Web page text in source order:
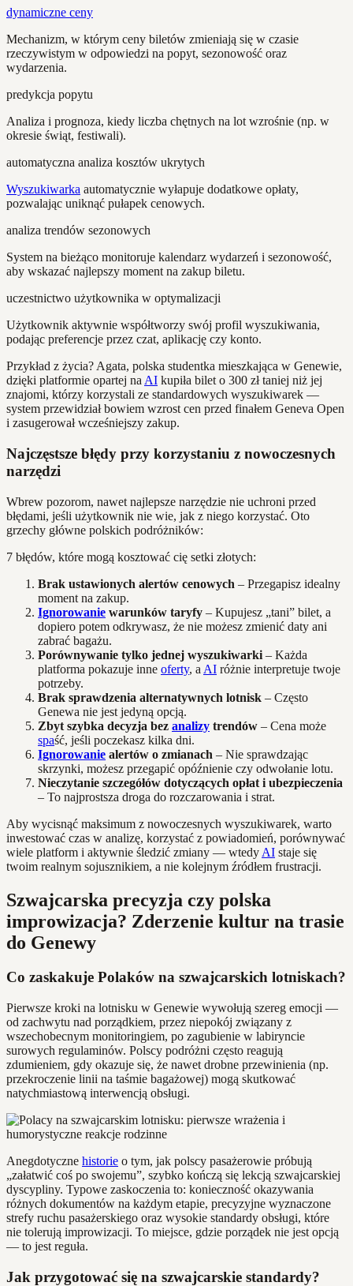
dynamiczne ceny
Mechanizm, w którym ceny biletów zmieniają się w czasie
rzeczywistym w odpowiedzi na popyt, sezonowość oraz
wydarzenia.
predykcja popytu
Analiza i prognoza, kiedy liczba chętnych na lot wzrośnie (np. w
okresie świąt, festiwali).
automatyczna analiza kosztów ukrytych
Wyszukiwarka automatycznie wyłapuje dodatkowe opłaty,
pozwalając uniknąć pułapek cenowych.
analiza trendów sezonowych
System na bieżąco monitoruje kalendarz wydarzeń i sezonowość,
aby wskazać najlepszy moment na zakup biletu.
uczestnictwo użytkownika w optymalizacji
Użytkownik aktywnie współtworzy swój profil wyszukiwania,
podając preferencje przez czat, aplikację czy konto.
Przykład z życia? Agata, polska studentka mieszkająca w Genewie,
dzięki platformie opartej na AI kupiła bilet o 300 zł taniej niż jej
znajomi, którzy korzystali ze standardowych wyszukiwarek —
system przewidział bowiem wzrost cen przed finałem Geneva Open
i zasugerował wcześniejszy zakup.
Najczęstsze błędy przy korzystaniu z nowoczesnych
narzędzi
Wbrew pozorom, nawet najlepsze narzędzie nie uchroni przed
błędami, jeśli użytkownik nie wie, jak z niego korzystać. Oto
grzechy główne polskich podróżników:
7 błędów, które mogą kosztować cię setki złotych:
Brak ustawionych alertów cenowych – Przegapisz idealny
moment na zakup.
Ignorowanie warunków taryfy – Kupujesz „tani” bilet, a
dopiero potem odkrywasz, że nie możesz zmienić daty ani
zabrać bagażu.
Porównywanie tylko jednej wyszukiwarki – Każda
platforma pokazuje inne oferty, a AI różnie interpretuje twoje
potrzeby.
Brak sprawdzenia alternatywnych lotnisk – Często
Genewa nie jest jedyną opcją.
Zbyt szybka decyzja bez analizy trendów – Cena może
spaść, jeśli poczekasz kilka dni.
Ignorowanie alertów o zmianach – Nie sprawdzając
skrzynki, możesz przegapić opóźnienie czy odwołanie lotu.
Nieczytanie szczegółów dotyczących opłat i ubezpieczenia
– To najprostsza droga do rozczarowania i strat.
Aby wycisnąć maksimum z nowoczesnych wyszukiwarek, warto
inwestować czas w analizę, korzystać z powiadomień, porównywać
wiele platform i aktywnie śledzić zmiany — wtedy AI staje się
twoim realnym sojusznikiem, a nie kolejnym źródłem frustracji.
Szwajcarska precyzja czy polska
improwizacja? Zderzenie kultur na trasie
do Genewy
Co zaskakuje Polaków na szwajcarskich lotniskach?
Pierwsze kroki na lotnisku w Genewie wywołują szereg emocji —
od zachwytu nad porządkiem, przez niepokój związany z
wszechobecnym monitoringiem, po zagubienie w labiryncie
surowych regulaminów. Polscy podróżni często reagują
zdumieniem, gdy okazuje się, że nawet drobne przewinienia (np.
przekroczenie linii na taśmie bagażowej) mogą skutkować
natychmiastową interwencją obsługi.
Anegdotyczne historie o tym, jak polscy pasażerowie próbują
„załatwić coś po swojemu”, szybko kończą się lekcją szwajcarskiej
dyscypliny. Typowe zaskoczenia to: konieczność okazywania
różnych dokumentów na każdym etapie, precyzyjne wyznaczone
strefy ruchu pasażerskiego oraz wysokie standardy obsługi, które
nie tolerują improwizacji. To miejsce, gdzie porządek nie jest opcją
— to jest reguła.
Jak przygotować się na szwajcarskie standardy?